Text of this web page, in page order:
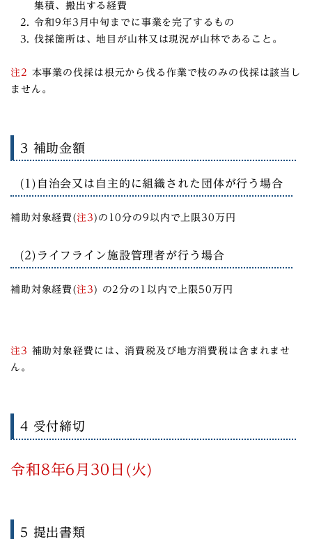
集積、搬出する経費
令和9年3月中旬までに事業を完了するもの
伐採箇所は、地目が山林又は現況が山林であること。
注2 本事業の伐採は根元から伐る作業で枝のみの伐採は該当し
ません。
3 補助金額
(1)自治会又は自主的に組織された団体が行う場合
補助対象経費(注3 )の10分の9以内で上限30万円
(2)ライフライン施設管理者が行う場合
補助対象経費(注3 ) の2分の1以内で上限50万円
注3 補助対象経費には、消費税及び地方消費税は含まれませ
ん。
4 受付締切
令和8年6月30日(火)
5 提出書類